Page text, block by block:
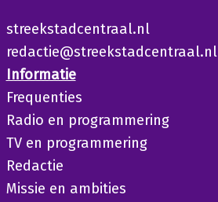
streekstadcentraal.nl
redactie@streekstadcentraal.nl
Informatie
Frequenties
Radio en programmering
TV en programmering
Redactie
Missie en ambities